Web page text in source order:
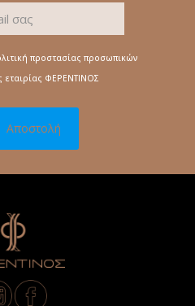
προστασίας προσωπικών
εταιρίας ΦΕΡΕΝΤΙΝΟΣ